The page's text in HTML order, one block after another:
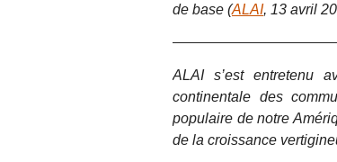
de base (ALAI, 13 avril
ALAI s’est entretenu
continentale des
populaire de notre
de la croissance